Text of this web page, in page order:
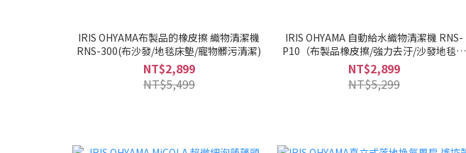
IRIS OHYAMA布製品的橡皮擦 織物清潔機
RNS-300(布沙發/地毯床墊/寵物髒污清潔)
NT$2,899
NT$5,499
IRIS OHYAMA 自動給水織物清潔機 RNS-
P10（布製品橡皮擦/強力去汙/沙發地毯床
墊寵物）
NT$2,899
NT$5,299